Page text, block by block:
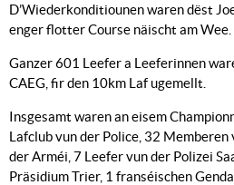
D’Wiederkonditiounen waren dëst
enger flotter Course näischt am Wee.
Ganzer 601 Leefer a Leeferinnen
CAEG, fir den 10km Laf ugemellt.
Insgesamt waren an eisem
Lafclub vun der Police, 32 Memberen
der Arméi, 7 Leefer vun der Polizei
Präsidium Trier, 1 franséischen